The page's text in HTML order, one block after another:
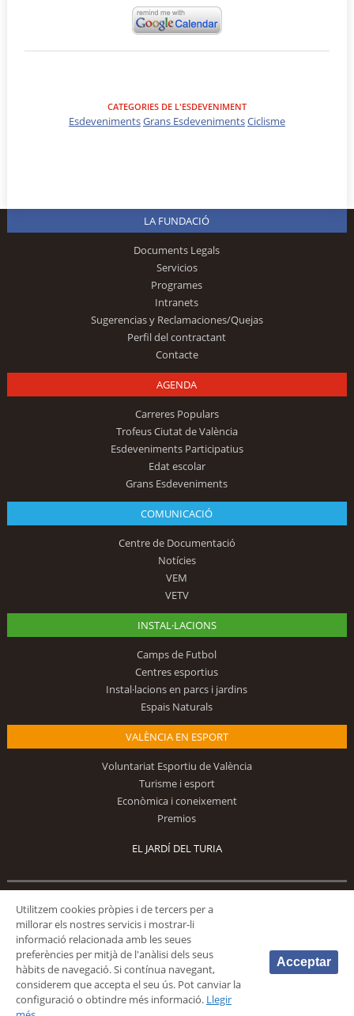
CATEGORIES DE L'ESDEVENIMENT
EsdevenimentsGrans EsdevenimentsCiclisme
LA FUNDACIÓ
Documents Legals
Servicios
Programes
Intranets
Sugerencias y Reclamaciones/Quejas
Perfil del contractant
Contacte
AGENDA
Carreres Populars
Trofeus Ciutat de València
Esdeveniments Participatius
Edat escolar
Grans Esdeveniments
COMUNICACIÓ
Centre de Documentació
Notícies
VEM
VETV
INSTAL·LACIONS
Camps de Futbol
Centres esportius
Instal·lacions en parcs i jardins
Espais Naturals
VALÈNCIA EN ESPORT
Voluntariat Esportiu de València
Turisme i esport
Econòmica i coneixement
Premios
EL JARDÍ DEL TURIA
© 2026 Fundación Deportiva Municipal Valencia |AVÍS LEGAL
Utilitzem cookies pròpies i de tercers per a
millorar els nostres servicis i mostrar-li
informació relacionada amb les seues
preferències per mitjà de l'anàlisi dels seus
hàbits de navegació. Si contínua navegant,
considerem que accepta el seu ús. Pot canviar la
configuració o obtindre més informació. Llegir
Acceptar